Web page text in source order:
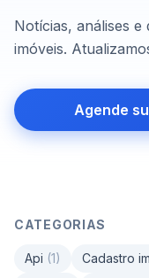
Notícias, análises
imóveis.
Agende
CATEGORIAS
Api (1) Cadastro